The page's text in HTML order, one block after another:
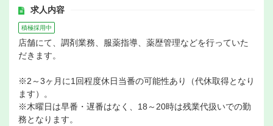
求人内容
積極採用中
店舗にて、調剤業務、服薬指導、薬歴管理などを行っていた
だきます。
※2～3ヶ月に1回程度休日当番の可能性あり（代休取得となり
ます）。
※木曜日は早番・遅番はなく、18～20時は残業代扱いでの勤
務となります。